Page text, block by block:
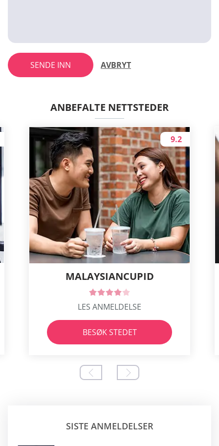
SENDE INN AVBRYT
ANBEFALTE NETTSTEDER
MALAYSIANCUPID
9.2
LES ANMELDELSE
BESØK STEDET
SISTE ANMELDELSER